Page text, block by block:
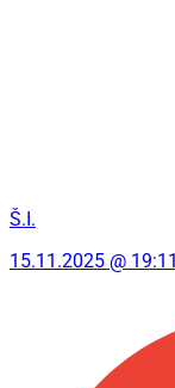
Š.I.
15.11.2025 @ 19:11